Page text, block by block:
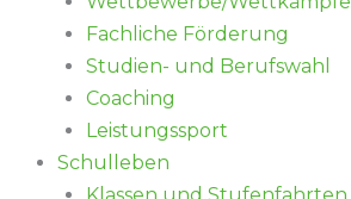
Fachliche Förderung
Studien- und Berufswahl
Coaching
Leistungssport
Schulleben